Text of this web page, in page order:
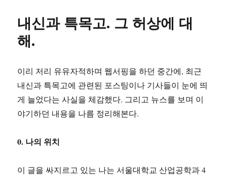
내신과 특목고. 그 허상에 대
해.
이리 저리 유유자적하며 웹서핑을 하던 중간에, 최근
내신과 특목고에 관련된 포스팅이나 기사들이 눈에 띄
게 늘었다는 사실을 체감했다. 그리고 뉴스를 보며 이
야기하던 내용을 나름 정리해본다.
0. 나의 위치
이 글을 싸지르고 있는 나는 서울대학교 산업공학과 4